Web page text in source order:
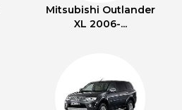
Mitsubishi Outlander
XL 2006-...